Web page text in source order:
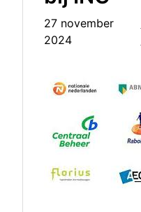
27 november
2024